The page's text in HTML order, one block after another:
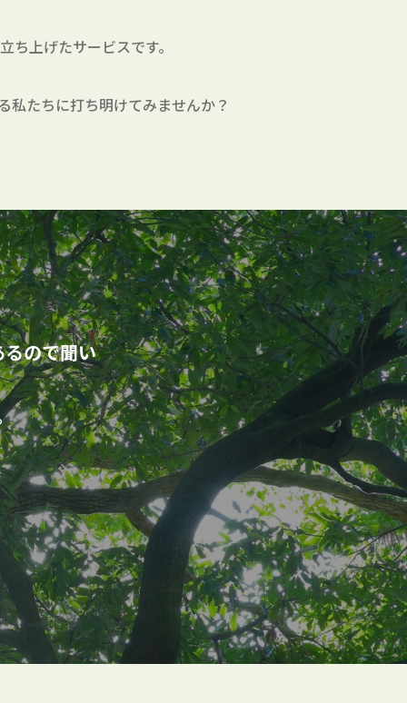
上げたサービスです。
私たちに打ち明けてみませんか？
ので聞い